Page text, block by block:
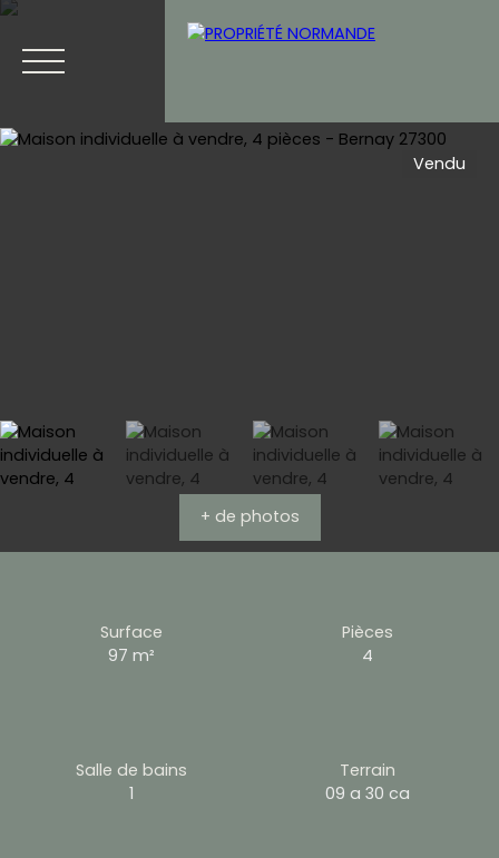
Vendu
+ de photos
Surface
97m²
Pièces
4
Salle de bains
1
Terrain
09 a 30 ca